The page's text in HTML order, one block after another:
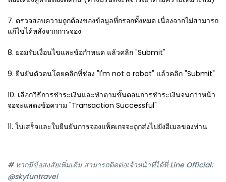
7. ตรวจสอบความถูกต้องของข้อมูลที่กรอกทั้งหมด เนื่องจากไม่สามารถ
แก้ไขได้หลังจากการจอง
8. ยอมรับเงื่อนไขและข้อกำหนด แล้วคลิก "Submit"
9. ยืนยันตัวตนโดยคลิกที่ช่อง "I'm not a robot" แล้วคลิก "Submit"
10. เลือกวิธีการชำระเงินและทำตามขั้นตอนการชำระเงินจนกว่าหน้า
จอจะแสดงข้อความ "Transaction Successful"
11. ใบเสร็จและใบยืนยันการจองแพ็คเกจจะถูกส่งไปยังอีเมลของท่าน
# หากมีข้อสงสัยเพิ่มเติม สามารถติดต่อเจ้าหน้าที่ได้ที่ Line Official:
@skyfuntravel